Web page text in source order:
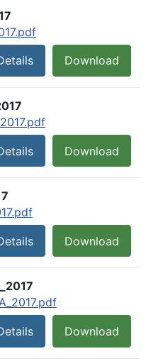
Download
Download
Download
Download